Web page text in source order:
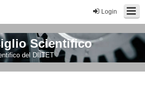
Login
Scientifico
del DIITET